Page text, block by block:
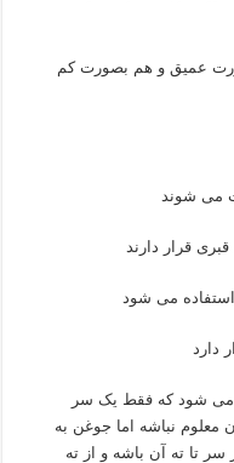
عمیق و هم بصورت کم
می شوند
قرار دارند
استفاده می شود
دارد
می شود که فقط یک سر
معلوم نباشه اما جوغن به
تا ته آن باشه و از ته